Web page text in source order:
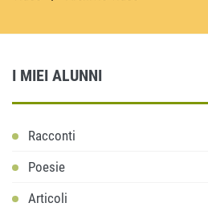
I MIEI ALUNNI
Racconti
Poesie
Articoli